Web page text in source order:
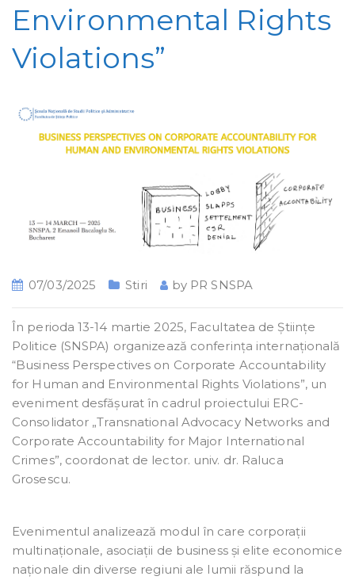
Environmental Rights
Violations”
07/03/2025 Stiri by PR SNSPA
În perioda 13-14 martie 2025, Facultatea de Științe
Politice (SNSPA) organizează conferința internațională
“Business Perspectives on Corporate Accountability
for Human and Environmental Rights Violations”, un
eveniment desfășurat în cadrul proiectului ERC-
Consolidator „Transnational Advocacy Networks and
Corporate Accountability for Major International
Crimes”, coordonat de lector. univ. dr. Raluca
Grosescu.
Evenimentul analizează modul în care corporații
multinaționale, asociații de business și elite economice
naționale din diverse regiuni ale lumii răspund la